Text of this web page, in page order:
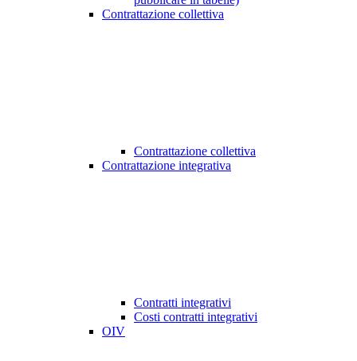
Contrattazione collettiva
Contrattazione collettiva
Contrattazione integrativa
Contratti integrativi
Costi contratti integrativi
OIV